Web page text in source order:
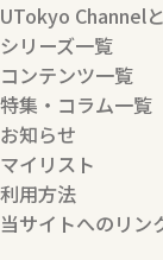
UTokyo Channel
シリーズ一覧
コンテンツ一覧
特集・コラム一覧
お知らせ
マイリスト
利用方法
当サイトへのリン